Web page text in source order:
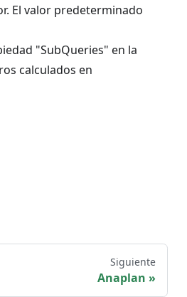
El valor predeterminado
"SubQueries" en la
calculados en
Siguiente
Anaplan